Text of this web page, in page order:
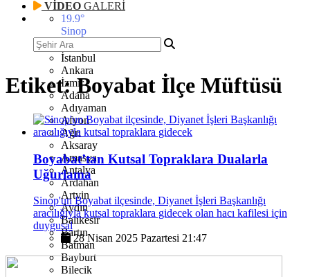
VİDEO GALERİ
19.9°
Sinop
İstanbul
Ankara
İzmir
Adana
Adıyaman
Afyon
Ağrı
Aksaray
Amasya
Antalya
Ardahan
Artvin
Aydın
Balıkesir
Bartın
Batman
Bayburt
Bilecik
Etiket:Boyabat İlçe Müftüsü
Boyabat’tan Kutsal Topraklara Dualarla
Uğurlama
Sinop'un Boyabat ilçesinde, Diyanet İşleri Başkanlığı
aracılığıyla kutsal topraklara gidecek olan hacı kafilesi için
duygusal
28 Nisan 2025 Pazartesi 21:47